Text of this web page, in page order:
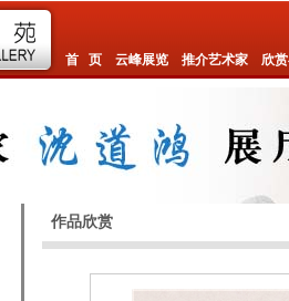
首 页 云峰展览 推介艺术家 欣
作品欣赏